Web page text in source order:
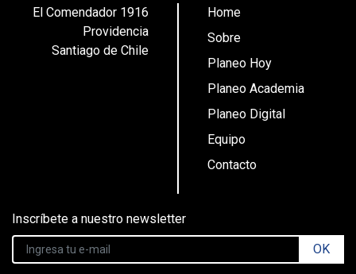
El Comendador 1916
Providencia
Santiago de Chile
Home
Sobre
Planeo Hoy
Planeo Academia
Planeo Digital
Equipo
Contacto
Inscríbete a nuestro newsletter
OK